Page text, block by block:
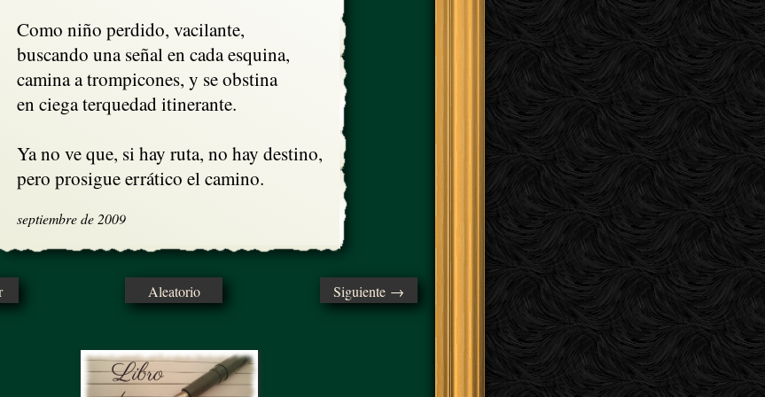
Como niño perdido, vacilante,
buscando una señal en cada esquina,
camina a trompicones, y se obstina
en ciega terquedad itinerante.
Ya no ve que, si hay ruta, no hay destino,
pero prosigue errático el camino.
septiembre de 2009
Aleatorio Siguiente →